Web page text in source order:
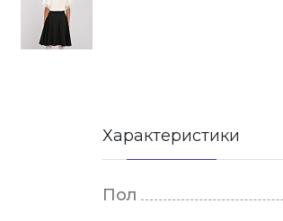
Характеристики
Пол